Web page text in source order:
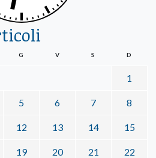
G V S D
1
5 6 7 8
12 13 14 15
19 20 21 22